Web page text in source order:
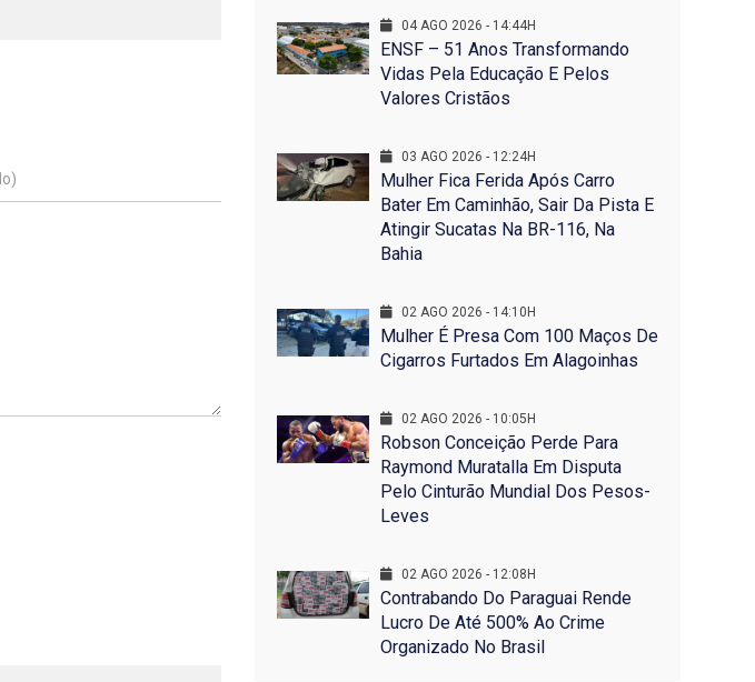
04 AGO 2026 - 14:44H
ENSF – 51 Anos Transformando
Vidas Pela Educação E Pelos
Valores Cristãos
03 AGO 2026 - 12:24H
Mulher Fica Ferida Após Carro
Bater Em Caminhão, Sair Da Pista E
Atingir Sucatas Na BR-116, Na
Bahia
02 AGO 2026 - 14:10H
Mulher É Presa Com 100 Maços De
Cigarros Furtados Em Alagoinhas
02 AGO 2026 - 10:05H
Robson Conceição Perde Para
Raymond Muratalla Em Disputa
Pelo Cinturão Mundial Dos Pesos-
Leves
02 AGO 2026 - 12:08H
Contrabando Do Paraguai Rende
Lucro De Até 500% Ao Crime
Organizado No Brasil